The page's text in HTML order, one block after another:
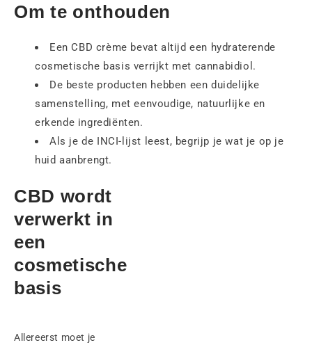
Om te onthouden
Een CBD crème bevat altijd een hydraterende
cosmetische basis verrijkt met cannabidiol.
De beste producten hebben een duidelijke
samenstelling, met eenvoudige, natuurlijke en
erkende ingrediënten.
Als je de INCI-lijst leest, begrijp je wat je op je
huid aanbrengt.
CBD wordt
verwerkt in
een
cosmetische
basis
Allereerst moet je